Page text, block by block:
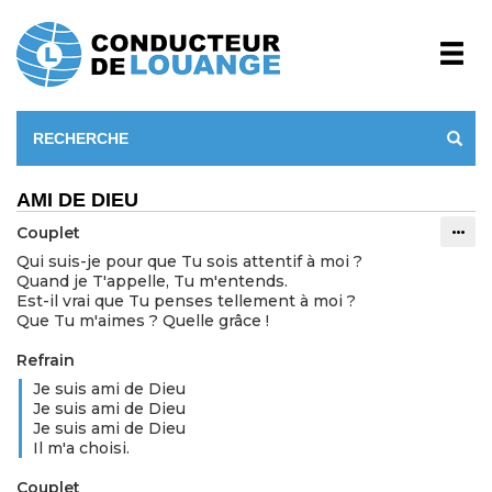
AMI DE DIEU
Couplet
Qui suis-je pour que Tu sois attentif à moi ?
Quand je T'appelle, Tu m'entends.
Est-il vrai que Tu penses tellement à moi ?
Que Tu m'aimes ? Quelle grâce !
Refrain
Je suis ami de Dieu
Je suis ami de Dieu
Je suis ami de Dieu
Il m'a choisi.
Couplet